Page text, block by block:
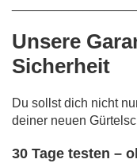
Unsere
Sicherheit
Du sollst dich nicht
deiner neuen
30 Tage testen –